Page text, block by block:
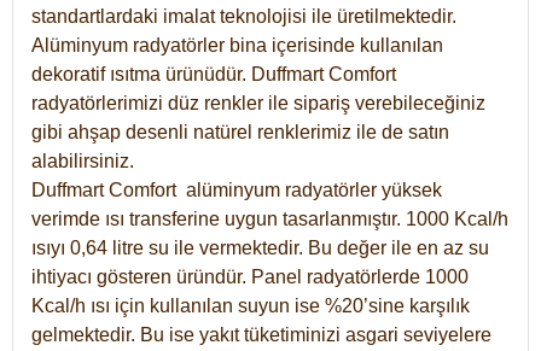
standartlardaki imalat teknolojisi ile üretilmektedir.
Alüminyum radyatörler bina içerisinde kullanılan
dekoratif ısıtma ürünüdür. Duffmart Comfort
radyatörlerimizi düz renkler ile sipariş verebileceğiniz
gibi ahşap desenli natürel renklerimiz ile de satın
alabilirsiniz.
Duffmart Comfort alüminyum radyatörler yüksek
verimde ısı transferine uygun tasarlanmıştır. 1000 Kcal/h
ısıyı 0,64 litre su ile vermektedir. Bu değer ile en az su
ihtiyacı gösteren üründür. Panel radyatörlerde 1000
Kcal/h ısı için kullanılan suyun ise %20’sine karşılık
gelmektedir. Bu ise yakıt tüketiminizi asgari seviyelere